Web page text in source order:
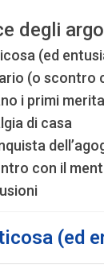
degli
(ed
(o scontro
i primi
di casa
con il
(ed